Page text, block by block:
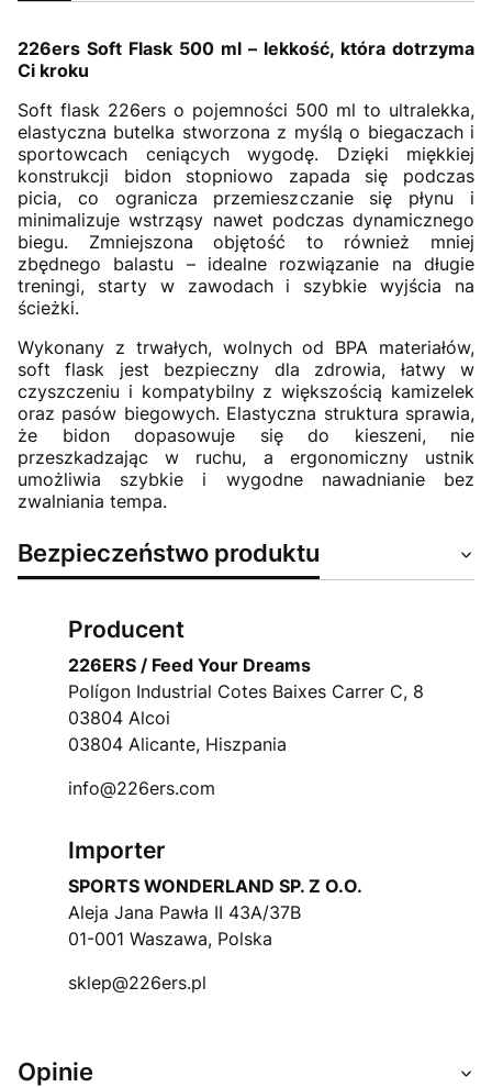
226ers Soft Flask 500 ml – lekkość, która dotrzyma
Ci kroku
Soft flask 226ers o pojemności 500 ml to ultralekka,
elastyczna butelka stworzona z myślą o biegaczach i
sportowcach ceniących wygodę. Dzięki miękkiej
konstrukcji bidon stopniowo zapada się podczas
picia, co ogranicza przemieszczanie się płynu i
minimalizuje wstrząsy nawet podczas dynamicznego
biegu. Zmniejszona objętość to również mniej
zbędnego balastu – idealne rozwiązanie na długie
treningi, starty w zawodach i szybkie wyjścia na
ścieżki.
Wykonany z trwałych, wolnych od BPA materiałów,
soft flask jest bezpieczny dla zdrowia, łatwy w
czyszczeniu i kompatybilny z większością kamizelek
oraz pasów biegowych. Elastyczna struktura sprawia,
że bidon dopasowuje się do kieszeni, nie
przeszkadzając w ruchu, a ergonomiczny ustnik
umożliwia szybkie i wygodne nawadnianie bez
zwalniania tempa.
Bezpieczeństwo produktu
Producent
226ERS / Feed Your Dreams
Polígon Industrial Cotes Baixes Carrer C, 8
03804 Alcoi
03804 Alicante, Hiszpania
info@226ers.com
Importer
SPORTS WONDERLAND SP. Z O.O.
Aleja Jana Pawła II 43A/37B
01-001 Waszawa, Polska
sklep@226ers.pl
Opinie